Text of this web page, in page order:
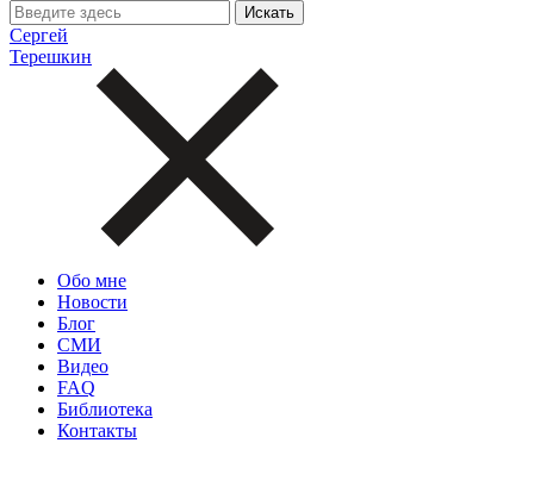
Сергей
Терешкин
Обо мне
Новости
Блог
СМИ
Видео
FAQ
Библиотека
Контакты